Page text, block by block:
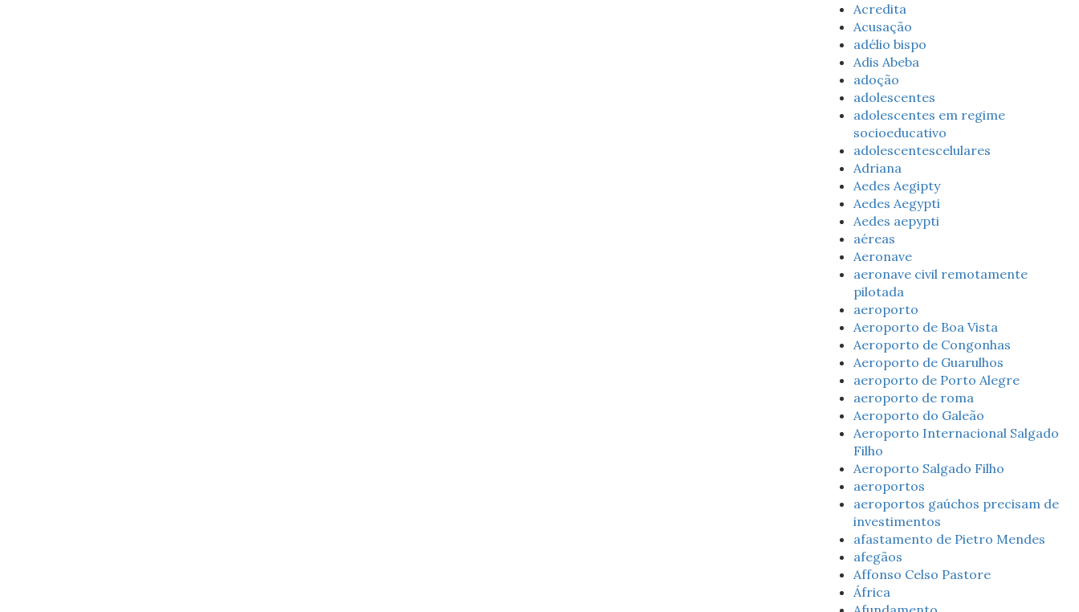
Acredita
Acusação
adélio bispo
Adis Abeba
adoção
adolescentes
adolescentes em regime
socioeducativo
adolescentescelulares
Adriana
Aedes Aegipty
Aedes Aegypti
Aedes aepypti
aéreas
Aeronave
aeronave civil remotamente
pilotada
aeroporto
Aeroporto de Boa Vista
Aeroporto de Congonhas
Aeroporto de Guarulhos
aeroporto de Porto Alegre
aeroporto de roma
Aeroporto do Galeão
Aeroporto Internacional Salgado
Filho
Aeroporto Salgado Filho
aeroportos
aeroportos gaúchos precisam de
investimentos
afastamento de Pietro Mendes
afegãos
Affonso Celso Pastore
África